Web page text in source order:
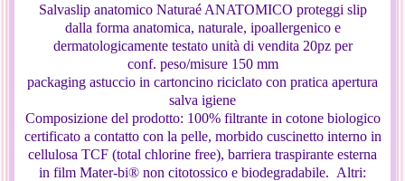
Salvaslip anatomico Naturaé ANATOMICO proteggi slip
dalla forma anatomica, naturale, ipoallergenico e
dermatologicamente testato unità di vendita 20pz per
conf. peso/misure 150 mm
packaging astuccio in cartoncino riciclato con pratica apertura
salva igiene
Composizione del prodotto: 100% filtrante in cotone biologico
certificato a contatto con la pelle, morbido cuscinetto interno in
cellulosa TCF (total chlorine free), barriera traspirante esterna
in film Mater-bi® non citotossico e biodegradabile. Altri: